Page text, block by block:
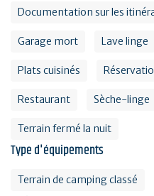
Documentation sur les
Garage mort Lave linge
Plats cuisinés
Restaurant Sèche-linge
Terrain fermé la nuit
Type d'équipements
Terrain de camping classé